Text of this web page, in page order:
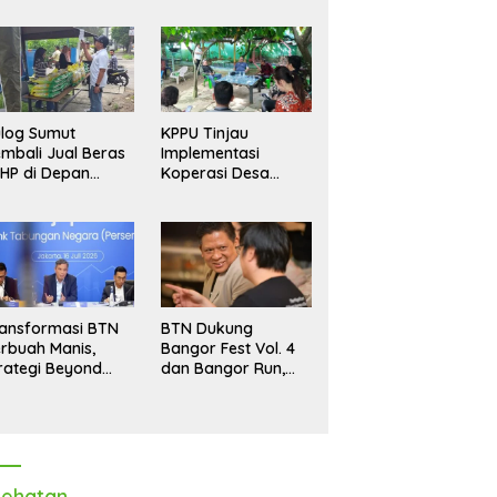
Sumut
Jual Beras
di Depan
Akhir Tahun
KPPU Tinjau
Implementasi
Koperasi Desa
BTN
Manis,
Beyond
BTN Dukung
Bangor Fest Vol. 4
dan Bangor Run,